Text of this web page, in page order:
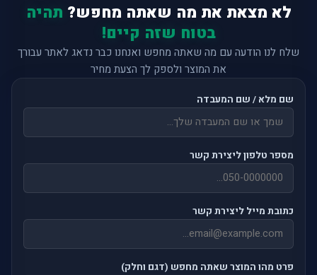
לא מצאת את מה שאתה מחפש? תהיה
בטוח שזה קיים!
שלח לנו הודעה עם מה שאתה מחפש ואנחנו כבר נדאג לאתר עבורך
את המוצר ולספק לך הצעת מחיר
שם מלא / שם המעבדה
מספר טלפון ליצירת קשר
כתובת מייל ליצירת קשר
פרט מהו המוצר שאתה מחפש (דגם וחלק)